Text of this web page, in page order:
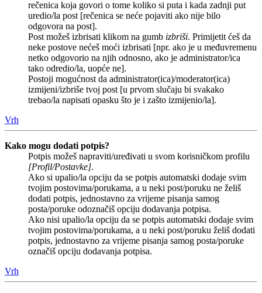
rečenica koja govori o tome koliko si puta i kada zadnji put
uredio/la post [rečenica se neće pojaviti ako nije bilo
odgovora na post].
Post možeš izbrisati klikom na gumb izbriši. Primijetit ćeš da
neke postove nećeš moći izbrisati [npr. ako je u međuvremenu
netko odgovorio na njih odnosno, ako je administrator/ica
tako odredio/la, uopće ne].
Postoji mogućnost da administrator(ica)/moderator(ica)
izmijeni/izbriše tvoj post [u prvom slučaju bi svakako
trebao/la napisati opasku što je i zašto izmijenio/la].
Vrh
Kako mogu dodati potpis?
Potpis možeš napraviti/uređivati u svom korisničkom profilu
[Profil/Postavke].
Ako si upalio/la opciju da se potpis automatski dodaje svim
tvojim postovima/porukama, a u neki post/poruku ne želiš
dodati potpis, jednostavno za vrijeme pisanja samog
posta/poruke odoznačiš opciju dodavanja potpisa.
Ako nisi upalio/la opciju da se potpis automatski dodaje svim
tvojim postovima/porukama, a u neki post/poruku želiš dodati
potpis, jednostavno za vrijeme pisanja samog posta/poruke
označiš opciju dodavanja potpisa.
Vrh